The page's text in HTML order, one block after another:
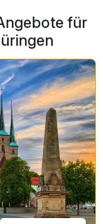
ist allein aus
hier ebenso
Liszt oder
an den alten
anknüpfen kann, ist
beliebtes Ziel.
Kunst und Kultur,
und
An der
Ihr
Stadt: die Wartburg –
von Thüringen
für